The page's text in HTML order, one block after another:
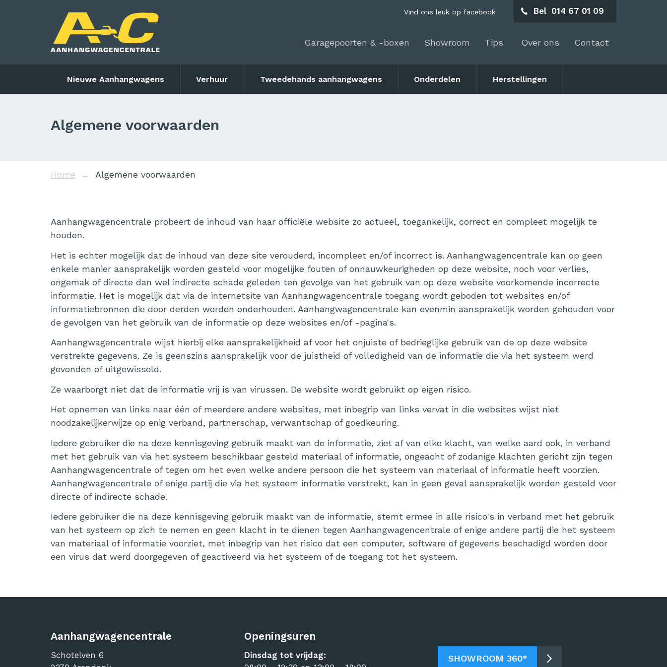
Bel 014 67 01 09
Vind ons leuk op facebook
Nieuwe Aanhangwagens Verhuur Tweedehands aanhangwagens Onderdelen Herstellingen
Garagepoorten & -boxen Showroom Tips Over ons Contact
Algemene voorwaarden
Home Algemene voorwaarden
Aanhangwagencentrale probeert de inhoud van haar officiële website zo actueel, toegankelijk, correct en compleet mogelijk te
houden.
Het is echter mogelijk dat de inhoud van deze site verouderd, incompleet en/of incorrect is. Aanhangwagencentrale kan op geen
enkele manier aansprakelijk worden gesteld voor mogelijke fouten of onnauwkeurigheden op deze website, noch voor verlies,
ongemak of directe dan wel indirecte schade geleden ten gevolge van het gebruik van op deze website voorkomende incorrecte
informatie. Het is mogelijk dat via de internetsite van Aanhangwagencentrale toegang wordt geboden tot websites en/of
informatiebronnen die door derden worden onderhouden. Aanhangwagencentrale kan evenmin aansprakelijk worden gehouden voor
de gevolgen van het gebruik van de informatie op deze websites en/of -pagina's.
Aanhangwagencentrale wijst hierbij elke aansprakelijkheid af voor het onjuiste of bedrieglijke gebruik van de op deze website
verstrekte gegevens. Ze is geenszins aansprakelijk voor de juistheid of volledigheid van de informatie die via het systeem werd
gevonden of uitgewisseld.
Ze waarborgt niet dat de informatie vrij is van virussen. De website wordt gebruikt op eigen risico.
Het opnemen van links naar één of meerdere andere websites, met inbegrip van links vervat in die websites wijst niet
noodzakelijkerwijze op enig verband, partnerschap, verwantschap of goedkeuring.
Iedere gebruiker die na deze kennisgeving gebruik maakt van de informatie, ziet af van elke klacht, van welke aard ook, in verband
met het gebruik van via het systeem beschikbaar gesteld materiaal of informatie, ongeacht of zodanige klachten gericht zijn tegen
Aanhangwagencentrale of tegen om het even welke andere persoon die het systeem van materiaal of informatie heeft voorzien.
Aanhangwagencentrale of enige partij die via het systeem informatie verstrekt, kan in geen geval aansprakelijk worden gesteld voor
directe of indirecte schade.
Iedere gebruiker die na deze kennisgeving gebruik maakt van de informatie, stemt ermee in alle risico's in verband met het gebruik
van het systeem op zich te nemen en geen klacht in te dienen tegen Aanhangwagencentrale of enige andere partij die het systeem
van materiaal of informatie voorziet, met inbegrip van het risico dat een computer, software of gegevens beschadigd worden door
een virus dat werd doorgegeven of geactiveerd via het systeem of de toegang tot het systeem.
Aanhangwagencentrale
Schotelven 6
Openingsuren
Dinsdag tot vrijdag:
SHOWROOM 360°